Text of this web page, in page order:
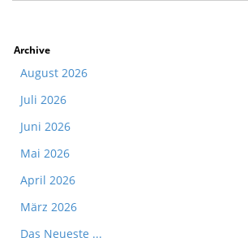
Archive
August 2026
Juli 2026
Juni 2026
Mai 2026
April 2026
März 2026
Das Neueste ...